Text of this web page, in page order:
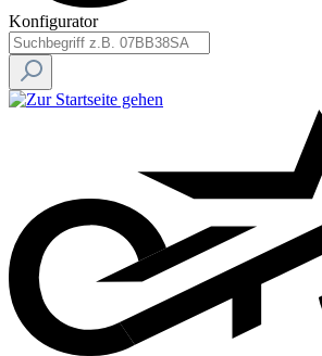
Konfigurator